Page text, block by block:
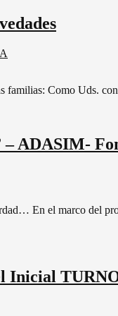
familias: Como Uds.
– ADASIM-
En el marco del
Inicial